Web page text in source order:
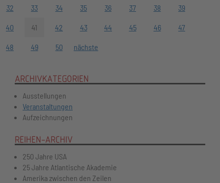
32 33 34 35 36 37 38 39
40 41 42 43 44 45 46 47
48 49 50 nächste
ARCHIVKATEGORIEN
Ausstellungen
Veranstaltungen
Aufzeichnungen
REIHEN-ARCHIV
250 Jahre USA
25 Jahre Atlantische Akademie
Amerika zwischen den Zeilen